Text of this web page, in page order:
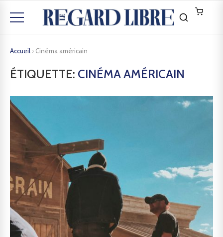
Accueil › Cinéma américain
ÉTIQUETTE: CINÉMA AMÉRICAIN